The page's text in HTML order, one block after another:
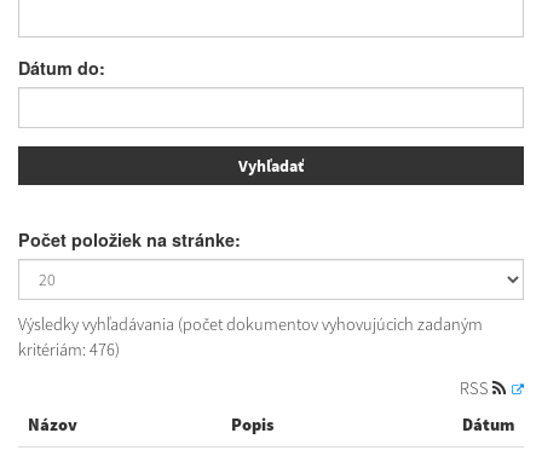
Dátum do:
Počet položiek na stránke:
Výsledky vyhľadávania (počet dokumentov vyhovujúcich zadaným
kritériám: 476)
RSS
Názov
Popis Dátum